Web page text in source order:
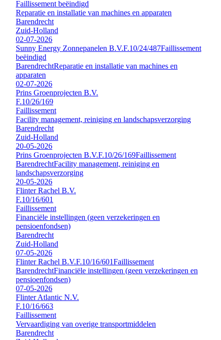
Faillissement beëindigd
Reparatie en installatie van machines en apparaten
Barendrecht
Zuid-Holland
02-07-2026
Sunny Energy Zonnepanelen B.V.F.10/24/487Faillissement
beëindigd
BarendrechtReparatie en installatie van machines en
apparaten
02-07-2026
Prins Groenprojecten B.V.
F.10/26/169
Faillissement
Facility management, reiniging en landschapsverzorging
Barendrecht
Zuid-Holland
20-05-2026
Prins Groenprojecten B.V.F.10/26/169Faillissement
BarendrechtFacility management, reiniging en
landschapsverzorging
20-05-2026
Flinter Rachel B.V.
F.10/16/601
Faillissement
Financiële instellingen (geen verzekeringen en
pensioenfondsen)
Barendrecht
Zuid-Holland
07-05-2026
Flinter Rachel B.V.F.10/16/601Faillissement
BarendrechtFinanciële instellingen (geen verzekeringen en
pensioenfondsen)
07-05-2026
Flinter Atlantic N.V.
F.10/16/663
Faillissement
Vervaardiging van overige transportmiddelen
Barendrecht